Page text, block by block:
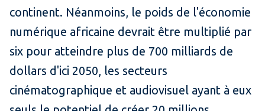
continent. Néanmoins, le poids de l'économie
numérique africaine devrait être multiplié par
six pour atteindre plus de 700 milliards de
dollars d'ici 2050, les secteurs
cinématographique et audiovisuel ayant à eux